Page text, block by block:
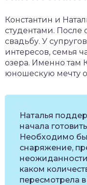
Константин и
студентами. После
свадьбу. У
интересов, семья
озера. Именно там
юношескую мечту о
Наталья
начала
Необходимо
снаряжение,
каком
пересмотрела